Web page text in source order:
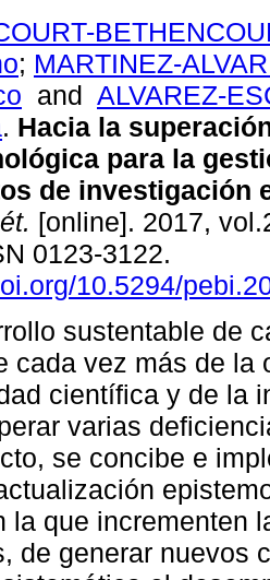
; MARTINEZ-
and ALVAREZ-
. Hacia la
para la
de investigación
[online]. 2017,
0123-3122.
10.5294/
sustentable de
cada vez más de la
científica y de la
varias
se concibe e
la que incrementen
de generar nuevos